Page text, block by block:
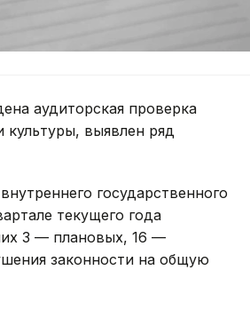
аудиторская проверка
культуры, выявлен ряд
государственного
текущего года
3 — плановых, 16 —
законности на общую